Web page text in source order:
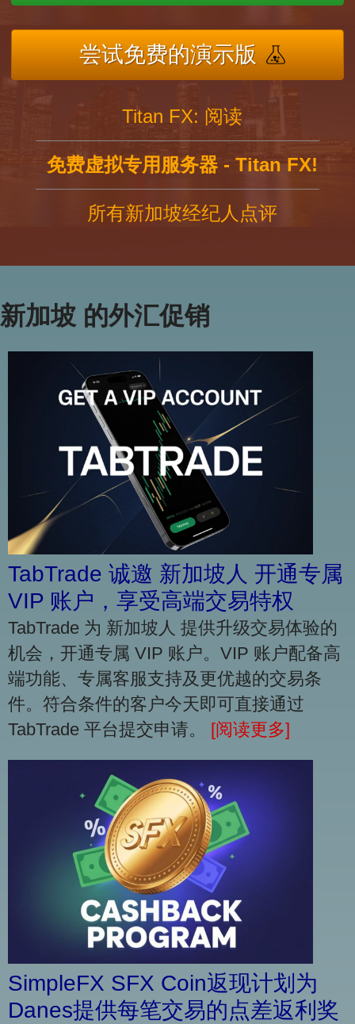
尝试免费的演示版
Titan FX: 阅读
免费虚拟专用服务器 - Titan FX!
所有新加坡经纪人点评
新加坡 的外汇促销
TabTrade 诚邀 新加坡人 开通专属
VIP 账户，享受高端交易特权
TabTrade 为 新加坡人 提供升级交易体验的
机会，开通专属 VIP 账户。VIP 账户配备高
端功能、专属客服支持及更优越的交易条
件。符合条件的客户今天即可直接通过
TabTrade 平台提交申请。
[阅读更多]
SimpleFX SFX Coin返现计划为
Danes提供每笔交易的点差返利奖